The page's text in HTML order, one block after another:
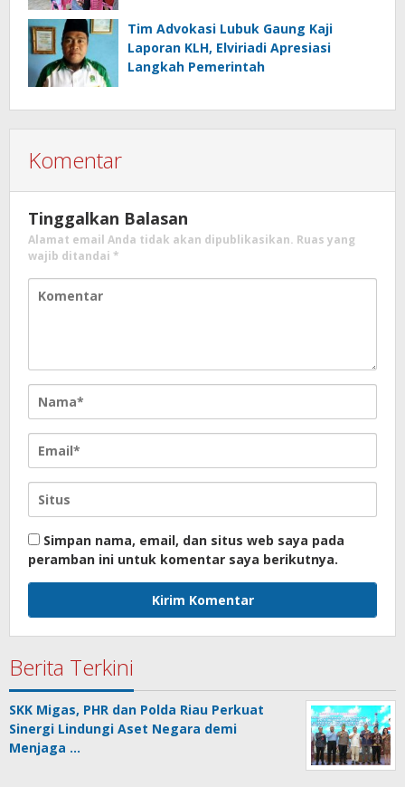
Tim Advokasi Lubuk Gaung Kaji
Laporan KLH, Elviriadi Apresiasi
Langkah Pemerintah
Komentar
Tinggalkan Balasan
Alamat email Anda tidak akan dipublikasikan. Ruas yang
wajib ditandai *
Simpan nama, email, dan situs web saya pada
peramban ini untuk komentar saya berikutnya.
Berita Terkini
SKK Migas, PHR dan Polda Riau Perkuat
Sinergi Lindungi Aset Negara demi
Menjaga …